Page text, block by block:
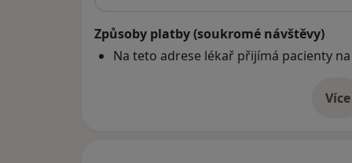
Způsoby platby (soukromé návštěvy)
Na teto adrese lékař přijímá pacienty
Více
o